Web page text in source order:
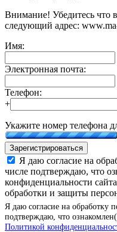
Внимание! Убедитесь что
следующий адрес:
Имя:
Электронная почта:
Телефон:
+
Укажите номер телефона
Зарегистрироваться
Я даю согласие на
числе подтверждаю, что
конфиденциальности
обработки и защиты
Я даю согласие на обработку
подтверждаю, что
Политикой